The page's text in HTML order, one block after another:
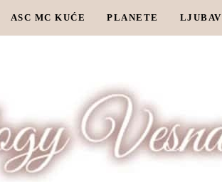
ASC MC KUĆE PLANETE LJUBAV